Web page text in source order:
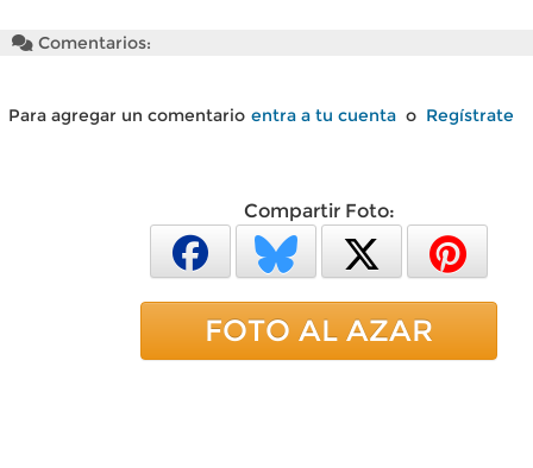
Comentarios:
Para agregar un comentario entra a tu cuenta o Regístrate
Compartir Foto:
FOTO AL AZAR